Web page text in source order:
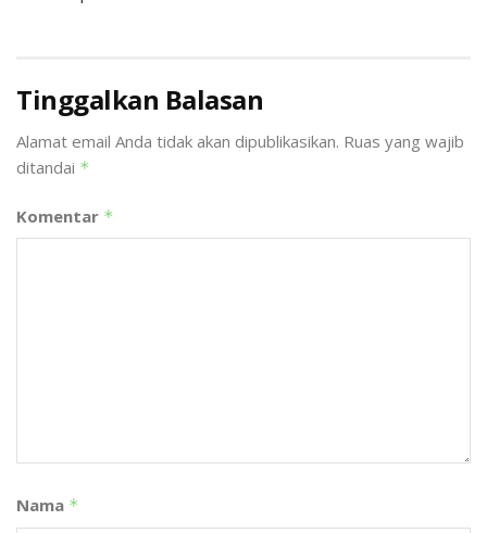
Tinggalkan Balasan
Alamat email Anda tidak akan dipublikasikan. Ruas yang wajib
ditandai *
Komentar *
Nama *